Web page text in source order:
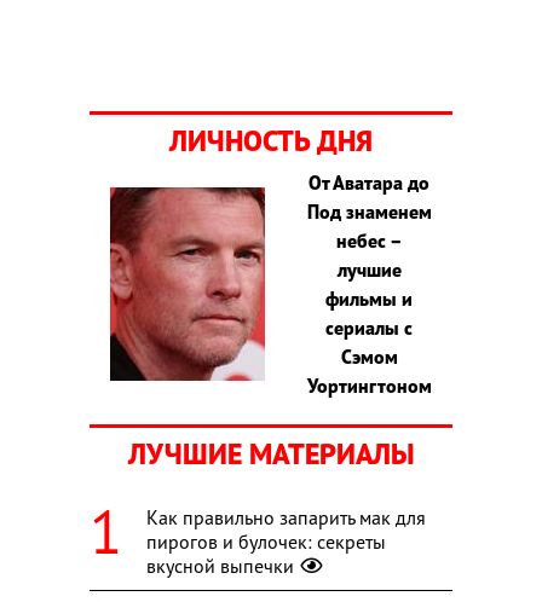
ЛИЧНОСТЬ ДНЯ
От Аватара до
Под знаменем
небес –
лучшие
фильмы и
сериалы с
Сэмом
Уортингтоном
ЛУЧШИЕ МАТЕРИАЛЫ
Как правильно запарить мак для
пирогов и булочек: секреты
вкусной выпечки